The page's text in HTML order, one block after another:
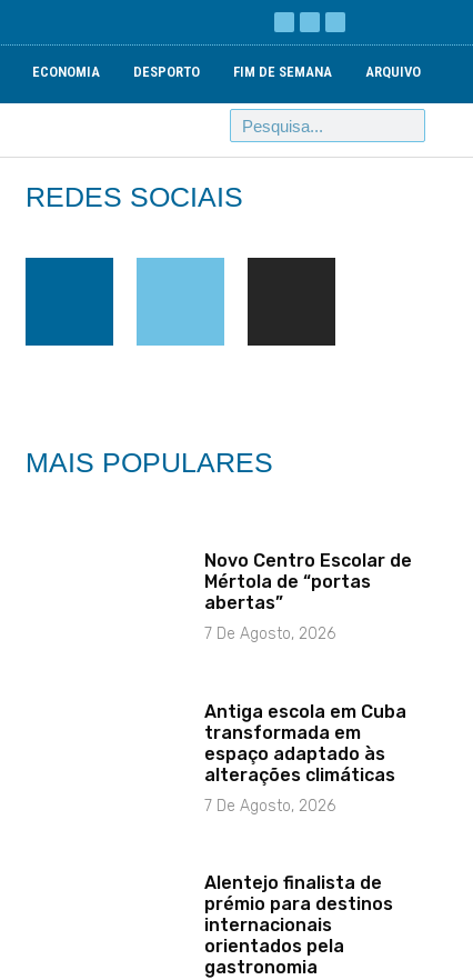
ECONOMIA DESPORTO FIM DE SEMANA ARQUIVO
REDES SOCIAIS
MAIS POPULARES
Novo Centro Escolar de
Mértola de “portas
abertas”
7 De Agosto, 2026
Antiga escola em Cuba
transformada em
espaço adaptado às
alterações climáticas
7 De Agosto, 2026
Alentejo finalista de
prémio para destinos
internacionais
orientados pela
gastronomia